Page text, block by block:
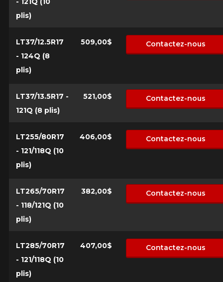
plis)
LT37/12.5R17
- 124Q (8
plis)
509,00$ Contactez-nous
LT37/13.5R17 -
121Q (8 plis)
521,00$ Contactez-nous
LT255/80R17
- 121/118Q (10
plis)
406,00$ Contactez-nous
LT265/70R17
- 118/121Q (10
plis)
382,00$ Contactez-nous
LT285/70R17
- 121/118Q (10
plis)
407,00$ Contactez-nous
Courriel
Année
Marque
Modèle
Option